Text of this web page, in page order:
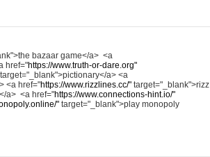
bazaar game</a> <a
href="https://www.truth-or-dare.org"
target="_blank">pictionary</a> <a
<a href="https://www.rizzlines.cc/" target="_blank">rizz
a> <a href="https://www.connections-hint.io/"
" target="_blank">play monopoly